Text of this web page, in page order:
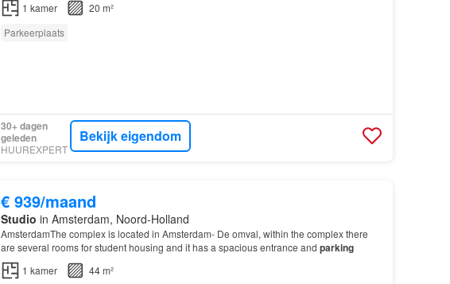
1 kamer
20 m²
Parkeerplaats
30+ dagen
geleden
HUUREXPERT
Bekijk eigendom
€ 939/maand
Studio in Amsterdam, Noord-Holland
AmsterdamThe complex is located in Amsterdam- De omval, within the complex there
are several rooms for student housing and it has a spacious entrance and parking
1 kamer
44 m²